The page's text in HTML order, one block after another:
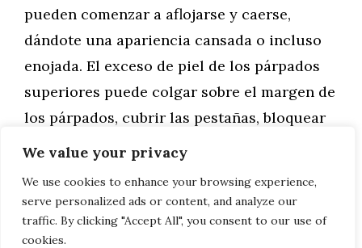
We value your privacy
We use cookies to enhance your browsing experience,
serve personalized ads or content, and analyze our
traffic. By clicking "Accept All", you consent to our use of
cookies.
pueden comenzar a aflojarse y caerse,
dándote una apariencia cansada o incluso
enojada. El exceso de piel de los párpados
superiores puede colgar sobre el margen de
los párpados, cubrir las pestañas, bloquear
la visión …
Leer más